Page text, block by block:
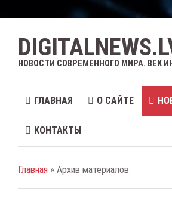
НОВОСТИ СОВРЕМЕННОГО МИРА. ВЕК
ГЛАВНАЯ О САЙТЕ
КОНТАКТЫ
Главная » Архив материалов